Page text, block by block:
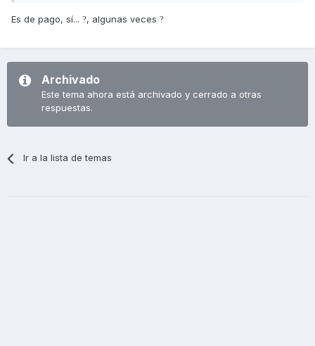
Es de pago, sí... ?, algunas veces ?
Archivado
Este tema ahora está archivado y cerrado a otras
respuestas.
Ir a la lista de temas